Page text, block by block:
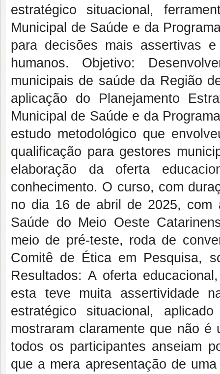
estratégico situacional,
Municipal de Saúde e da
para decisões mais assertivas
humanos. Objetivo:
municipais de saúde da Região
aplicação do Planejamento
Municipal de Saúde e da
estudo metodológico que
qualificação para gestores
elaboração da oferta
conhecimento. O curso, com
no dia 16 de abril de 2025, com
Saúde do Meio Oeste
meio de pré-teste, roda de
Comitê de Ética em Pesquisa,
Resultados: A oferta
esta teve muita assertividade
estratégico situacional,
mostraram claramente que não
todos os participantes anseiam
que a mera apresentação de